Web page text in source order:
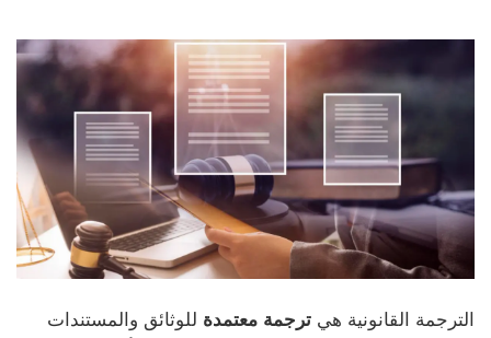
الترجمة القانونية هي ترجمة معتمدة للوثائق والمستندات